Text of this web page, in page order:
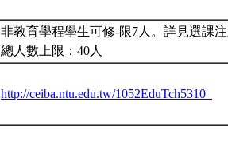
非教育學程學生可修-限7人。詳見選課
總人數上限：40人
http://ceiba.ntu.edu.tw/1052EduTch5310_